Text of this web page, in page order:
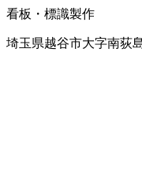
看板・標識製作
埼玉県越谷市大字南荻